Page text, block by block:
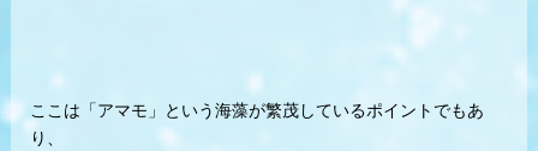
ここは「アマモ」という海藻が繁茂しているポイントでもあ
り、